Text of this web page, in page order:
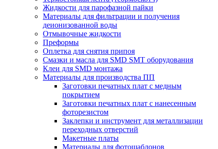
Жидкости для парофазной пайки
Материалы для фильтрации и получения
деионизованной воды
Отмывочные жидкости
Преформы
Оплетка для снятия припоя
Смазки и масла для SMD SMT оборудования
Клеи для SMD монтажа
Материалы для производства ПП
Заготовки печатных плат с медным
покрытием
Заготовки печатных плат с нанесенным
фоторезистом
Заклепки и инструмент для металлизации
переходных отверстий
Макетные платы
Материалы для фотошаблонов